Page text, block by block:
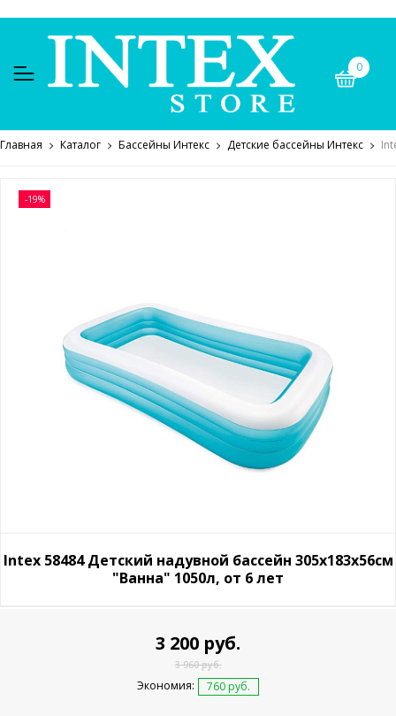
0
Главная Каталог Бассейны Интекс Детские бассейны Интекс
-19%
Intex 58484 Детский надувной бассейн 305х183х56см
"Ванна" 1050л, от 6 лет
3 200 руб.
3 960 руб.
Экономия: 760 руб.